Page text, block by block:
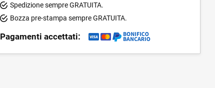
Spedizione sempre GRATUITA.
Bozza pre-stampa sempre GRATUITA.
Pagamenti accettati: